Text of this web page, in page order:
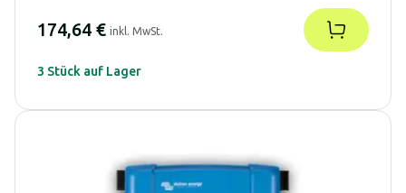
174,64 € inkl. MwSt.
3 Stück auf Lager